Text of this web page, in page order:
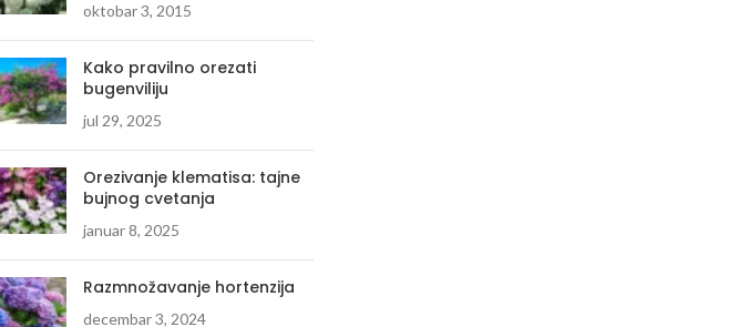
oktobar 3, 2015
Kako pravilno orezati
bugenviliju
jul 29, 2025
Orezivanje klematisa: tajne
bujnog cvetanja
januar 8, 2025
Razmnožavanje hortenzija
decembar 3, 2024